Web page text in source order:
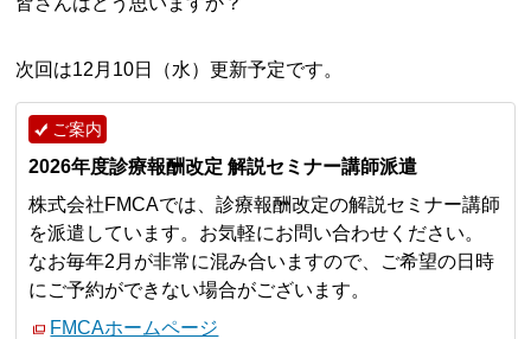
次回は12月10日（水）更新予定です。
ご案内
2026年度診療報酬改定 解説セミナー講師派遣
株式会社FMCAでは、診療報酬改定の解説セミナー講師
を派遣しています。お気軽にお問い合わせください。
なお毎年2月が非常に混み合いますので、ご希望の日時
にご予約ができない場合がございます。
FMCAホームページ